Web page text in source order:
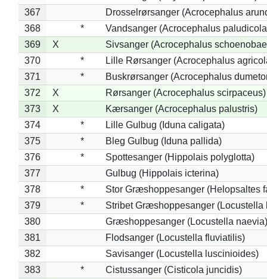
367
Drosselrørsanger (Acrocephalus
368
*
Vandsanger (Acrocephalus
369
X
Sivsanger (Acrocephalus
370
*
Lille Rørsanger (Acrocephalus
371
*
Buskrørsanger (Acrocephalus
372
X
Rørsanger (Acrocephalus scirpaceus)
373
X
Kærsanger (Acrocephalus palustris)
374
*
Lille Gulbug (Iduna caligata)
375
*
Bleg Gulbug (Iduna pallida)
376
*
Spottesanger (Hippolais polyglotta)
377
Gulbug (Hippolais icterina)
378
*
Stor Græshoppesanger (Helopsaltes
379
*
Stribet Græshoppesanger (Locustella
380
Græshoppesanger (Locustella naevia)
381
Flodsanger (Locustella fluviatilis)
382
Savisanger (Locustella luscinioides)
383
*
Cistussanger (Cisticola juncidis)